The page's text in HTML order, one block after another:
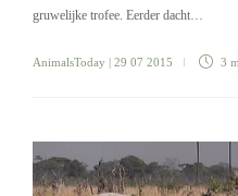
gruwelijke trofee. Eerder dacht…
AnimalsToday | 29 07 2015 3